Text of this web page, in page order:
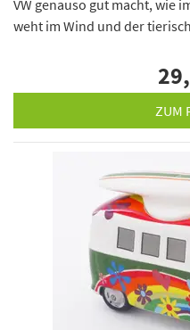
VW genauso gut macht, wie
weht im Wind und der
ZUM